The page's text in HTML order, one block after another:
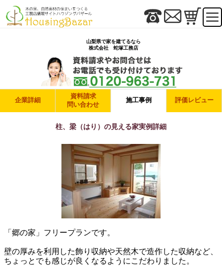
山梨県で家を建てるなら
株式会社 蛇塚工務店
企業詳細
資料請求
問い合わせ
施工事例 評価レビュー
柱、梁（はり）の見える家実例詳細
「郷の家」フリープランです。
壁の厚みを利用した飾り収納や天然木で造作した収納など、
ちょっとでも感じが良くなるようにこだわりました。